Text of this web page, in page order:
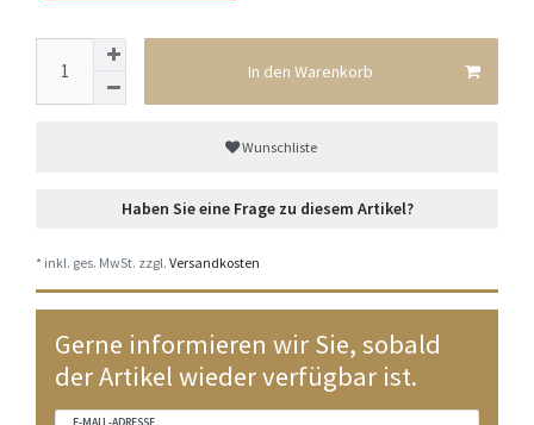
In den Warenkorb
Wunschliste
Haben Sie eine Frage zu diesem Artikel?
* inkl. ges. MwSt. zzgl. Versandkosten
Gerne informieren wir Sie, sobald
der Artikel wieder verfügbar ist.